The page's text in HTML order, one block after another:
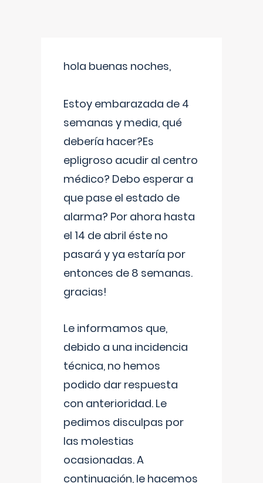
hola buenas noches,
Estoy embarazada de 4
semanas y media, qué
debería hacer?Es
epligroso acudir al centro
médico? Debo esperar a
que pase el estado de
alarma? Por ahora hasta
el 14 de abril éste no
pasará y ya estaría por
entonces de 8 semanas.
gracias!
Le informamos que,
debido a una incidencia
técnica, no hemos
podido dar respuesta
con anterioridad. Le
pedimos disculpas por
las molestias
ocasionadas. A
continuación, le hacemos